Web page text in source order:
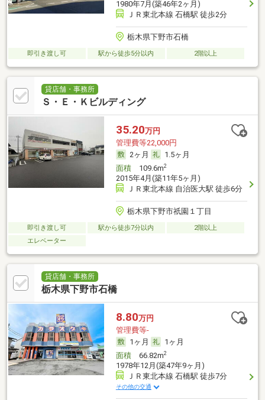
1980年7月(築46年2ヶ月)
ＪＲ東北本線 石橋駅 徒歩2分
栃木県下野市石橋
即引き渡し可 駅から徒歩5分以内 2階以上
貸店舗・事務所
Ｓ・Ｅ・Ｋビルディング
35.20万円
管理費等22,000円
2ヶ月
1.5ヶ月
面積109.6m2
2015年4月(築11年5ヶ月)
ＪＲ東北本線 自治医大駅 徒歩6分
栃木県下野市祇園１丁目
即引き渡し可 駅から徒歩7分以内
2階以上
エレベーター
貸店舗・事務所
栃木県下野市石橋
8.80万円
管理費等-
1ヶ月
1ヶ月
面積66.82m2
1978年12月(築47年9ヶ月)
ＪＲ東北本線 石橋駅 徒歩7分
その他の交通